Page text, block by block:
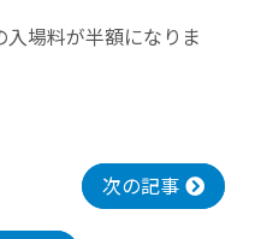
場料が半額になりま
次の記事